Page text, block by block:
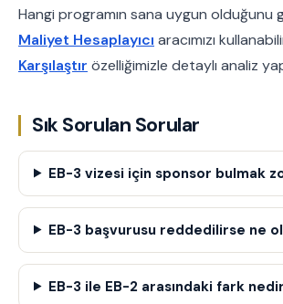
Hangi programın sana uygun olduğunu
Maliyet Hesaplayıcı aracımızı
Karşılaştır özelliğimizle detaylı analiz
Sık Sorulan Sorular
EB-3 vizesi için sponsor bulmak
EB-3 başvurusu reddedilirse ne
EB-3 ile EB-2 arasındaki fark